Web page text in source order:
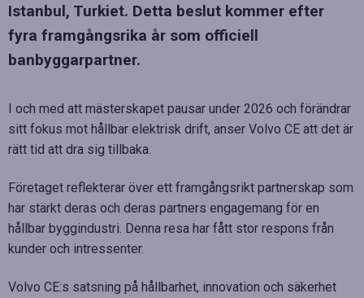
Istanbul, Turkiet. Detta beslut kommer efter
fyra framgångsrika år som officiell
banbyggarpartner.
I och med att mästerskapet pausar under 2026 och förändrar
sitt fokus mot hållbar elektrisk drift, anser Volvo CE att det är
rätt tid att dra sig tillbaka.
Företaget reflekterar över ett framgångsrikt partnerskap som
har stärkt deras och deras partners engagemang för en
hållbar byggindustri. Denna resa har fått stor respons från
kunder och intressenter.
Volvo CE:s satsning på hållbarhet, innovation och säkerhet